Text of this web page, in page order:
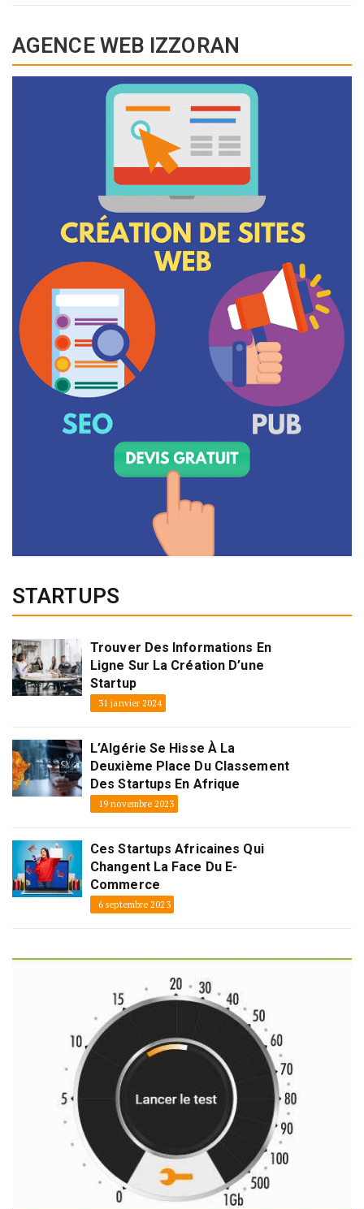
AGENCE WEB IZZORAN
STARTUPS
Trouver Des Informations En
Ligne Sur La Création D’une
Startup
31 janvier 2024
L’Algérie Se Hisse À La
Deuxième Place Du Classement
Des Startups En Afrique
19 novembre 2023
Ces Startups Africaines Qui
Changent La Face Du E-
Commerce
6 septembre 2023